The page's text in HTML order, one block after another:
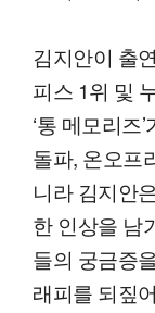
김지안이 출
피스 1위 및
‘통 메모리즈
돌파, 온오프
니라 김지안
한 인상을 남
들의 궁금증
래피를 되짚